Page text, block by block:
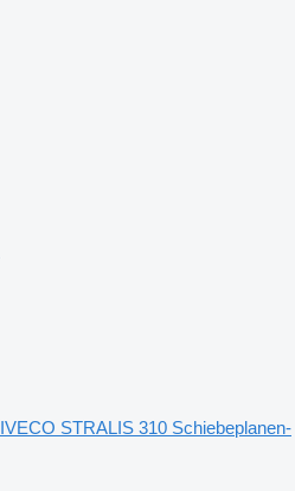
IVECO STRALIS 310 Schiebeplanen-